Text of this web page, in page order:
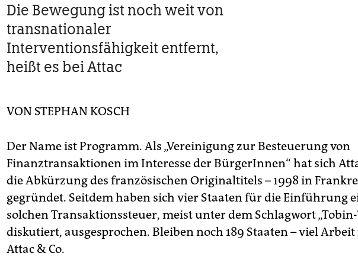
Die Bewegung ist noch weit von
transnationaler
Interventionsfähigkeit entfernt,
heißt es bei Attac
VON STEPHAN KOSCH
Der Name ist Programm. Als „Vereinigung zur Besteuerung von
Finanztransaktionen im Interesse der BürgerInnen“ hat sich
die Abkürzung des französischen Originaltitels – 1998 in
gegründet. Seitdem haben sich vier Staaten für die Einführung
solchen Transaktionssteuer, meist unter dem Schlagwort
diskutiert, ausgesprochen. Bleiben noch 189 Staaten – viel
Attac & Co.